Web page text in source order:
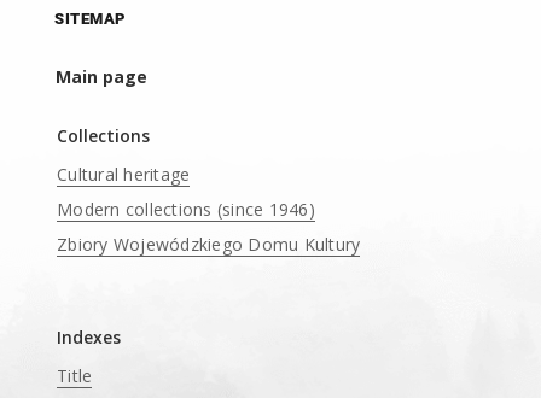
SITEMAP
Main page
Collections
Cultural heritage
Modern collections (since 1946)
Zbiory Wojewódzkiego Domu Kultury
Indexes
Title